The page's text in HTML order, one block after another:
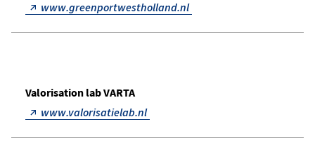
www.greenportwestholland.nl
Valorisation lab VARTA
www.valorisatielab.nl